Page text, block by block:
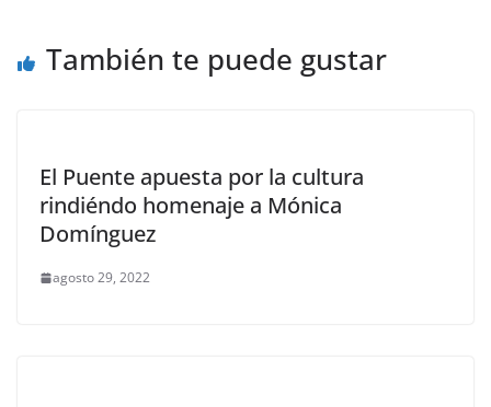
También te puede gustar
El Puente apuesta por la cultura
rindiéndo homenaje a Mónica
Domínguez
agosto 29, 2022